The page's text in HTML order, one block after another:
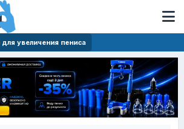
увеличения пениса